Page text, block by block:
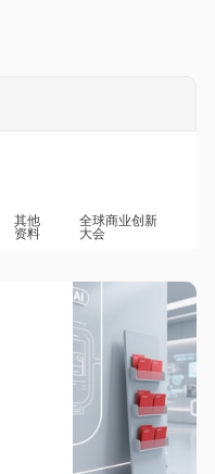
其他
资料
全球商业创新
大会